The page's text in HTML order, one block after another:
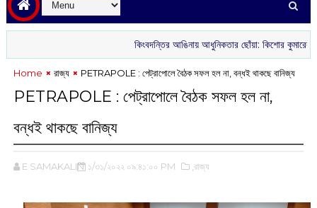
কিংবদন্তির আঙিনায় আধুনিকতার ছোঁয়া: কিশোর কুমারের ‘গৌরী
Home রাজ্য ‌PETRAPOLE : পেট্রাপোলে বৈঠক সফল হল না, বন্ধই থাকছে বানিজ্য
‌PETRAPOLE : পেট্রাপোলে বৈঠক সফল হল না,
বন্ধই থাকছে বানিজ্য
E SAMAKALIN ১/৩১/২০২২ ০৯:৪১:০০ PM ,রাজ্য